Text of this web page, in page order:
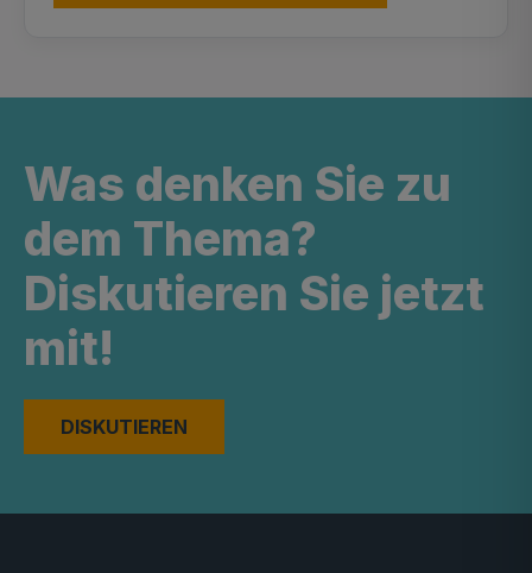
Was denken Sie zu
dem Thema?
Diskutieren Sie jetzt
mit!
DISKUTIEREN